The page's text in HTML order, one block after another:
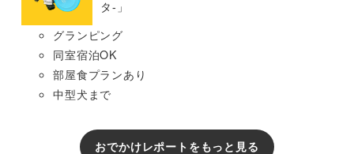
タ-」
グランピング
同室宿泊OK
部屋食プランあり
中型犬まで
おでかけレポートをもっと見る